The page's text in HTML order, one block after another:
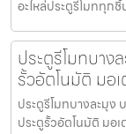
อะไหล่ประตูรีโมททุก
ประตูรีโมทบาง
รั้วอัตโนมัติ มอ
ประตูรีโมทบางละมุง
ประตูรั้วอัตโนมัติ มอ